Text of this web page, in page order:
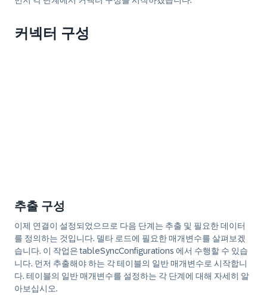
커넥터 구성
추출 구성
이제 연결이 설정되었으므로 다음 단계는 추출 및 필요한 데이터
를 정의하는 것입니다. 델타 로드에 필요한 매개변수를 살펴보겠
습니다. 이 작업은 tableSyncConfigurations 에서 수행할 수 있습
니다. 먼저 추출해야 하는 각 테이블의 일반 매개변수로 시작합니
다. 테이블의 일반 매개변수를 설정하는 각 단계에 대해 자세히 알
아보십시오.